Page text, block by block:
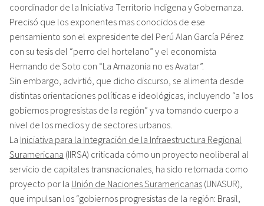
coordinador de la Iniciativa Territorio Indigena y Gobernanza.
Precisó que los exponentes mas conocidos de ese
pensamiento son el expresidente del Perú Alan García Pérez
con su tesis del “perro del hortelano” y el economista
Hernando de Soto con “La Amazonia no es Avatar”.
Sin embargo, advirtió, que dicho discurso, se alimenta desde
distintas orientaciones políticas e ideológicas, incluyendo “a los
gobiernos progresistas de la región” y va tomando cuerpo a
nivel de los medios y de sectores urbanos.
La Iniciativa para la Integración de la Infraestructura Regional
Suramericana (IIRSA) criticada cómo un proyecto neoliberal al
servicio de capitales transnacionales, ha sido retomada como
proyecto por la Unión de Naciones Suramericanas (UNASUR),
que impulsan los “gobiernos progresistas de la región: Brasil,